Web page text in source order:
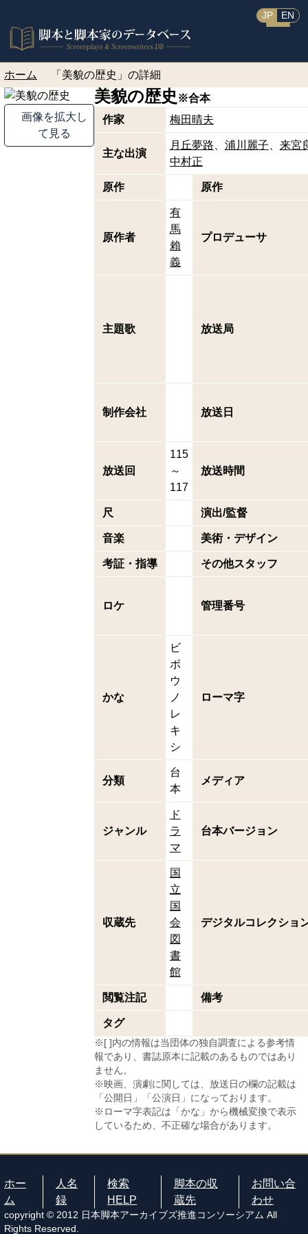
JP EN
ホーム 「美貌の歴史」の詳細
画像を拡大し
て見る
美貌の歴史 ※合本
作家
梅田晴夫
主な出演
月丘夢路 浦川麗子
来宮
中村正
原作 原作
原作者
有
馬
賴
義
プロデューサ
主題歌 放送局
制作会社 放送日
放送回
115
～
117
放送時間
尺 演出/監督
音楽 美術・デザイン
考証・指導 その他スタッフ
ロケ 管理番号
かな
ビ
ボ
ウ
ノ
レ
キ
シ
ローマ字
分類
台
本
メディア
ジャンル
ド
ラ
マ
台本バージョン
収蔵先
国
立
国
会
図
書
館
デジタルコレクショ
閲覧注記 備考
タグ
※[ ]内の情報は当団体の独自調査による参考情
報であり、書誌原本に記載のあるものではあり
ません。
※映画、演劇に関しては、放送日の欄の記載は
「公開日」「公演日」になっております。
※ローマ字表記は「かな」から機械変換で表示
しているため、不正確な場合があります。
ホー
ム
人名
録
検索
HELP
脚本の収
蔵先
お問い合
わせ
copyright © 2012 日本脚本アーカイブズ推進コンソーシアム All
Rights Reserved.